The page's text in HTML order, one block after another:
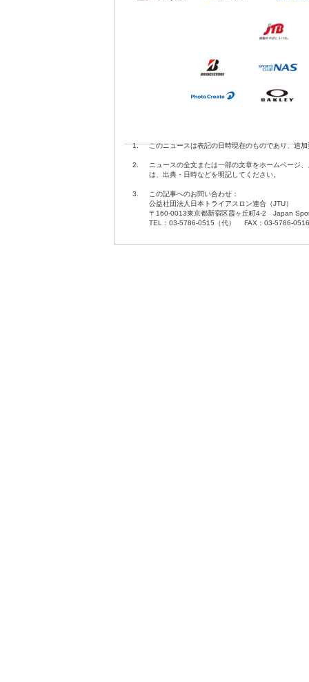
1. このニュースは表記の日時現在のものであり、追
2.
ニュースの全文または一部の文章をホームページ
は、出典・日時などを明記してください。
3.
この記事へのお問い合わせ：
公益社団法人日本トライアスロン連合（JTU）
〒160-0013東京都新宿区霞ヶ丘町4-2 Japan
TEL：03-5786-0515（代） FAX：03-5786-